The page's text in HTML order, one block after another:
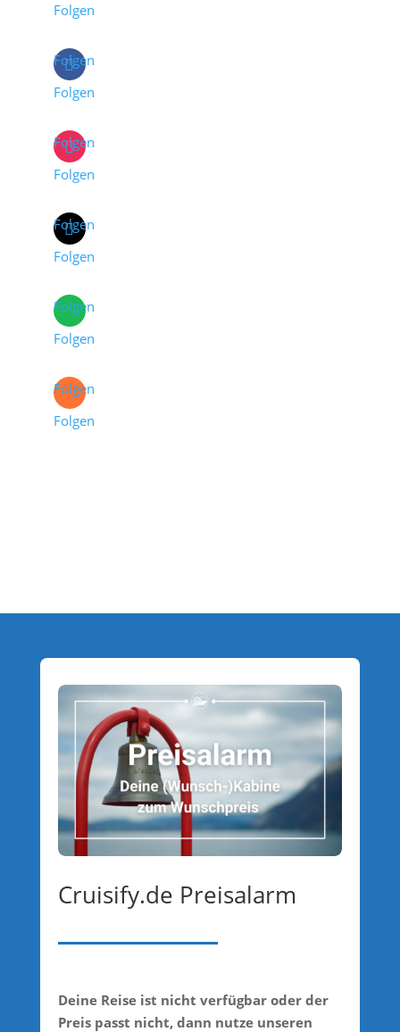
Folgen
Folgen
Folgen
Folgen
Folgen
Folgen
Folgen
Folgen
Folgen
Folgen
Folgen
Cruisify.de Preisalarm
Deine Reise ist nicht verfügbar oder der
Preis passt nicht, dann nutze unseren